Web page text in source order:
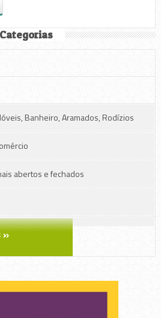
Categorias
Banheiro, Aramados, Rodízios
abertos e fechados
e umidificadores
»